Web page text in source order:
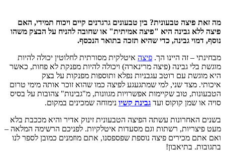
מה זאת פיצה טבעונית? בין טבעונים גרגרנים קיים ויכוח תמידי, האם
פיצה ללא גבינה היא "פיצה אמיתית" או שחובה להניח על הבצק משהו
נוסף, דמוי גבינה, כדי שהיא תזכה בתואר הנכסף.
מבחינתי – זה היינו הך. פיצה איטלקית מסורתית לחלוטין יכולה להיות
מוגשת בלי גבינה (פיצה מרינארה) ויכולה להיות מפנקת לא פחות, כאשר
היא מוגשת עם רוטב עגבניות נפלא ותוספות מפנקות על בצק
איכותי. מצד שני, למי שמתגעגע לפיצה כמו שהוא זוכר אותה מימי טרום
הטבעונות, טוב שקיימות אפשרויות מגוונות, מ"גבינות" צהובות על בסיס
סויה או שמן קוקוס ועד גבינת קשיו נימוחה שמכינים במקום.
בשנים האחרונות עשתה הפיצה הטבעונית זינוק אדיר והיא מככבת בלא
מעט פיצריות, רשתות וגם מסעדות איטלקיות. לפניכם הרשימה המלאה –
ואם אתם מכירים פיצה נוספת שפספסנו, אתם מוזמנים כמובן לספר לנו
בתגובות. בתיאבון!